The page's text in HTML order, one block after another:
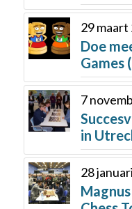
29 maart
Doe
Games
7
in
28